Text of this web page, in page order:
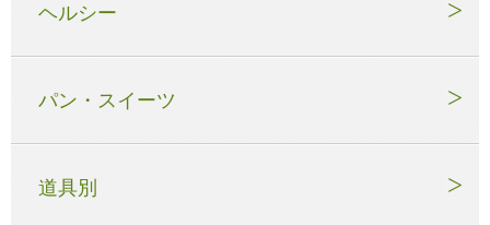
ヘルシー
パン・スイーツ
道具別